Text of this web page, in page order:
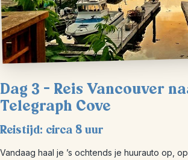
Dag 3 – Reis Vancouver
Telegraph Cove
Reistijd: circa 8 uur
Vandaag haal je ’s ochtends je huurauto op,